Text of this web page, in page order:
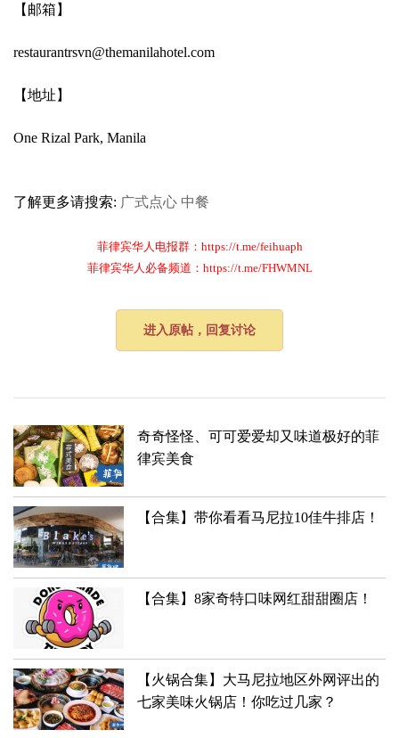
【邮箱】
restaurantrsvn@themanilahotel.com
【地址】
One Rizal Park, Manila
了解更多请搜索: 广式点心 中餐
菲律宾华人电报群：https://t.me/feihuaph
菲律宾华人必备频道：https://t.me/FHWMNL
进入原帖，回复讨论
奇奇怪怪、可可爱爱却又味道极好的菲
律宾美食
【合集】带你看看马尼拉10佳牛排店！
【合集】8家奇特口味网红甜甜圈店！
【火锅合集】大马尼拉地区外网评出的
七家美味火锅店！你吃过几家？